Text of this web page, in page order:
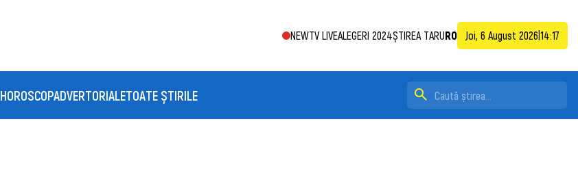
NEWTV LIVEALEGERI 2024ȘTIREA TARURO Joi, 6 August 2026 14:17
HOROSCOPADVERTORIALETOATE ȘTIRILE